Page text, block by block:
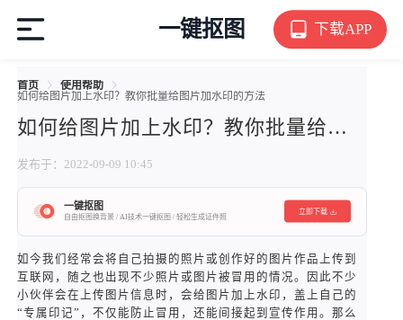
一键抠图 下载APP
首页
使用帮助
如何给图片加上水印？教你批量给图片加水印的方法
如何给图片加上水印？教你批量给图片加水印的方法
发布于：2022-09-09 10:45
一键抠图
自由抠图换背景 / AI技术一键抠图 / 轻松生成证件照
立即下载
如今我们经常会将自己拍摄的照片或创作好的图片作品上传到
互联网，随之也出现不少照片或图片被冒用的情况。因此不少
小伙伴会在上传图片信息时，会给图片加上水印，盖上自己的
“专属印记”，不仅能防止冒用，还能间接起到宣传作用。那么